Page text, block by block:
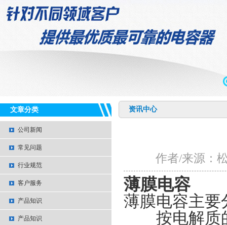
文章分类
公司新闻
常见问题
行业规范
客户服务
产品知识
产品知识
资讯中心
作者/来源：
薄膜电容
薄膜电容主要
按电解质的